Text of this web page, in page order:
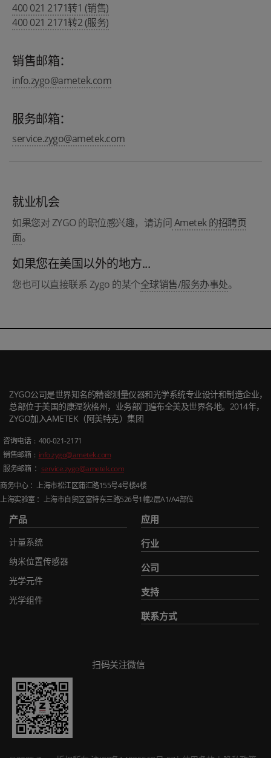
400 021 2171转1 (销售)
400 021 2171转2 (服务)
销售邮箱：
info.zygo@ametek.com
服务邮箱：
service.zygo@ametek.com
就业机会
如果您对 ZYGO 的职位感兴趣，请访问Ametek 的招聘页
面。
如果您在美国以外的地方...
您也可以直接联系 Zygo 的某个全球销售/服务办事处。
ZYGO公司是世界知名的精密测量仪器和光学系统专业设计和制造企业，
总部位于美国的康涅狄格州，业务部门遍布全美及世界各地。2014年，
ZYGO加入AMETEK（阿美特克）集团
咨询电话: 400-021-2171
销售邮箱 : info.zygo@ametek.com
服务邮箱 ： service.zygo@ametek.com
商务中心 ：上海市松江区蒲汇路155号4号楼4楼
上海实验室 ：上海市自贸区富特东三路526号1幢2层A1/A4部位
产品
计量系统
纳米位置传感器
光学元件
光学组件
应用
行业
公司
支持
联系方式
扫码关注微信